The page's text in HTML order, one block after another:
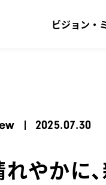
ビジョン・
2025.07.30
やかに